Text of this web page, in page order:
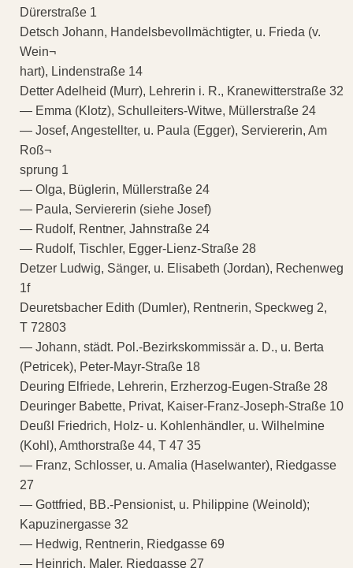
Dürerstraße 1
Detsch Johann, Handelsbevollmächtigter, u. Frieda (v.
Wein¬
hart), Lindenstraße 14
Detter Adelheid (Murr), Lehrerin i. R., Kranewitterstraße 32
— Emma (Klotz), Schulleiters-Witwe, Müllerstraße 24
— Josef, Angestellter, u. Paula (Egger), Serviererin, Am
Roß¬
sprung 1
— Olga, Büglerin, Müllerstraße 24
— Paula, Serviererin (siehe Josef)
— Rudolf, Rentner, Jahnstraße 24
— Rudolf, Tischler, Egger-Lienz-Straße 28
Detzer Ludwig, Sänger, u. Elisabeth (Jordan), Rechenweg
1f
Deuretsbacher Edith (Dumler), Rentnerin, Speckweg 2,
T 72803
— Johann, städt. Pol.-Bezirkskommissär a. D., u. Berta
(Petricek), Peter-Mayr-Straße 18
Deuring Elfriede, Lehrerin, Erzherzog-Eugen-Straße 28
Deuringer Babette, Privat, Kaiser-Franz-Joseph-Straße 10
Deußl Friedrich, Holz- u. Kohlenhändler, u. Wilhelmine
(Kohl), Amthorstraße 44, T 47 35
— Franz, Schlosser, u. Amalia (Haselwanter), Riedgasse
27
— Gottfried, BB.-Pensionist, u. Philippine (Weinold);
Kapuzinergasse 32
— Hedwig, Rentnerin, Riedgasse 69
— Heinrich, Maler, Riedgasse 27